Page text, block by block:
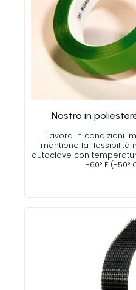
Nastro in
Lavora in condizioni
mantiene la flessibilità
autoclave con
-60° F (-50°